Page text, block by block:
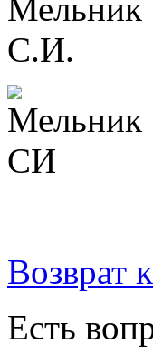
Возврат
Есть